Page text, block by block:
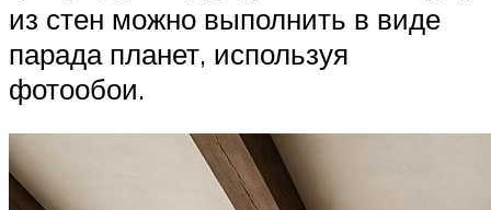
из стен можно выполнить в виде
парада планет, используя
фотообои.